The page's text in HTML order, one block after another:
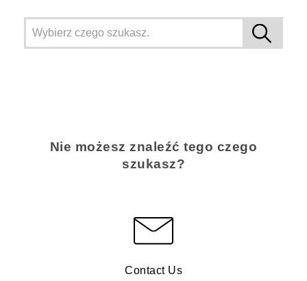
Nie możesz znaleźć tego czego
szukasz?
Contact Us